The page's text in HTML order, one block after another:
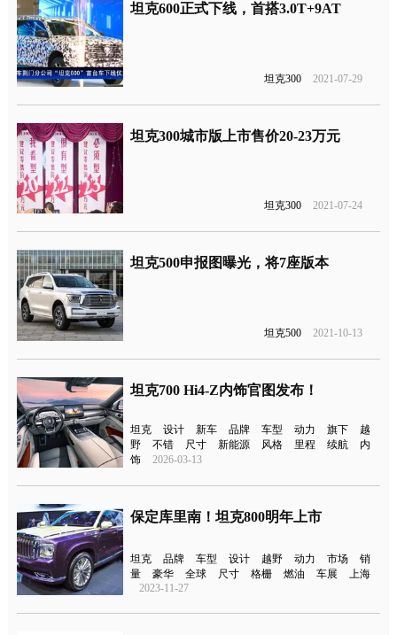
坦克600正式下线，首搭3.0T+9AT
坦克300 2021-07-29
坦克300城市版上市售价20-23万元
坦克300 2021-07-24
坦克500申报图曝光，将7座版本
坦克500 2021-10-13
坦克700 Hi4-Z内饰官图发布！
坦克 设计 新车 品牌 车型 动力 旗下
越
野
不错 尺寸 新能源 风格 里程 续航
内
饰
2026-03-13
保定库里南！坦克800明年上市
坦克 品牌 车型 设计 越野 动力 市场
销
量
豪华 全球 尺寸 格栅 燃油 车展
上海
2023-11-27